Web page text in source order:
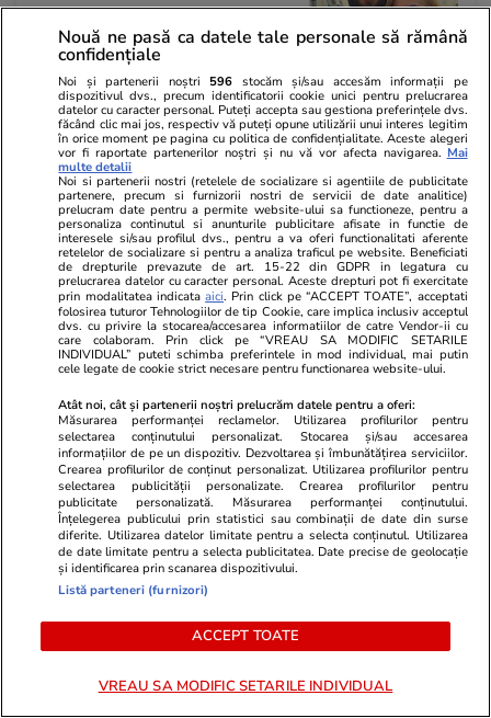
vacanța din Grecia. Mesajul
emoționant transmis de
actriță
Stiri Mondene 07 aug.
Ținuta purtată de Andreea
Ibacka la Untold 2026 a
atras atenția tuturor.
Vedeta s-a schimbat după
divorțul de Cabral
PARTENERI
TVMania.ro
Fără filtre pe plajă! Cele mai
Mărturia
Nouă ne pasă ca datele tale personale să rămână
confidențiale
Noi și partenerii noștri 596 stocăm și/sau accesăm informații pe
dispozitivul dvs., precum identificatorii cookie unici pentru prelucrarea
datelor cu caracter personal. Puteți accepta sau gestiona preferințele dvs.
făcând clic mai jos, respectiv vă puteți opune utilizării unui interes legitim
în orice moment pe pagina cu politica de confidențialitate. Aceste alegeri
vor fi raportate partenerilor noștri și nu vă vor afecta navigarea. Mai
multe detalii
Noi si partenerii nostri (retelele de socializare si agentiile de publicitate
partenere, precum si furnizorii nostri de servicii de date analitice)
prelucram date pentru a permite website-ului sa functioneze, pentru a
personaliza continutul si anunturile publicitare afisate in functie de
interesele si/sau profilul dvs., pentru a va oferi functionalitati aferente
retelelor de socializare si pentru a analiza traficul pe website. Beneficiati
de drepturile prevazute de art. 15-22 din GDPR in legatura cu
prelucrarea datelor cu caracter personal. Aceste drepturi pot fi exercitate
prin modalitatea indicataaici. Prin click pe “ACCEPT TOATE”, acceptati
folosirea tuturor Tehnologiilor de tip Cookie, care implica inclusiv acceptul
dvs. cu privire la stocarea/accesarea informatiilor de catre Vendor-ii cu
care colaboram. Prin click pe “VREAU SA MODIFIC SETARILE
INDIVIDUAL” puteti schimba preferintele in mod individual, mai putin
cele legate de cookie strict necesare pentru functionarea website-ului.
Atât noi, cât și partenerii noștri prelucrăm datele pentru a oferi:
Măsurarea performanței reclamelor. Utilizarea profilurilor pentru
selectarea conținutului personalizat. Stocarea și/sau accesarea
informațiilor de pe un dispozitiv. Dezvoltarea și îmbunătățirea serviciilor.
Crearea profilurilor de conținut personalizat. Utilizarea profilurilor pentru
selectarea publicității personalizate. Crearea profilurilor pentru
publicitate personalizată. Măsurarea performanței conținutului.
Înțelegerea publicului prin statistici sau combinații de date din surse
diferite. Utilizarea datelor limitate pentru a selecta conținutul. Utilizarea
de date limitate pentru a selecta publicitatea. Date precise de geolocație
și identificarea prin scanarea dispozitivului.
Listă parteneri (furnizori)
ACCEPT TOATE
VREAU SA MODIFIC SETARILE INDIVIDUAL